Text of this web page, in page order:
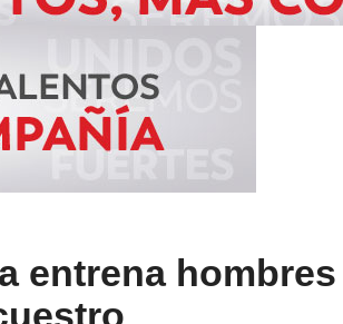
entrena